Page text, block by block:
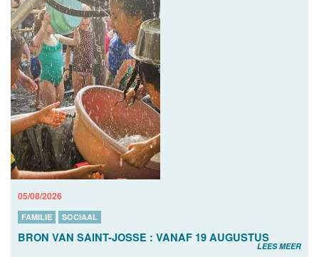
05/08/2026
FAMILIE SOCIAAL
BRON VAN SAINT-JOSSE : VANAF 19 AUGUSTUS
LEES MEER